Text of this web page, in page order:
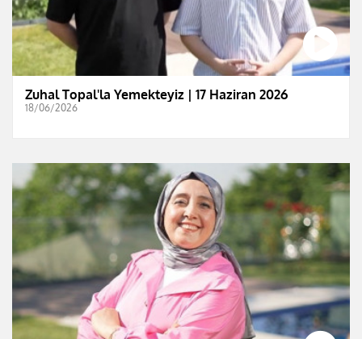
Zuhal Topal'la Yemekteyiz | 17 Haziran 2026
18/06/2026